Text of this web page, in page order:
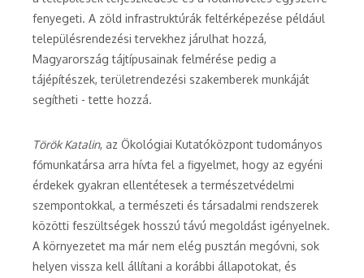
fenyegeti. A zöld infrastruktúrák feltérképezése például
településrendezési tervekhez járulhat hozzá,
Magyarország tájtípusainak felmérése pedig a
tájépítészek, területrendezési szakemberek munkáját
segítheti - tette hozzá.
Török Katalin, az Ökológiai Kutatóközpont tudományos
főmunkatársa arra hívta fel a figyelmet, hogy az egyéni
érdekek gyakran ellentétesek a természetvédelmi
szempontokkal, a természeti és társadalmi rendszerek
közötti feszültségek hosszú távú megoldást igényelnek.
A környezetet ma már nem elég pusztán megóvni, sok
helyen vissza kell állítani a korábbi állapotokat, és